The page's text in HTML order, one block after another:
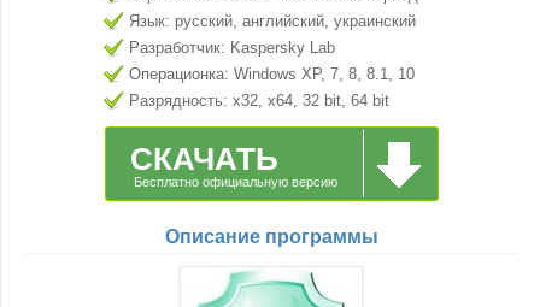
Язык: русский, английский, украинский
Разработчик: Kaspersky Lab
Операционка: Windows XP, 7, 8, 8.1, 10
Разрядность: x32, x64, 32 bit, 64 bit
СКАЧАТЬ
Бесплатно официальную версию
Описание программы